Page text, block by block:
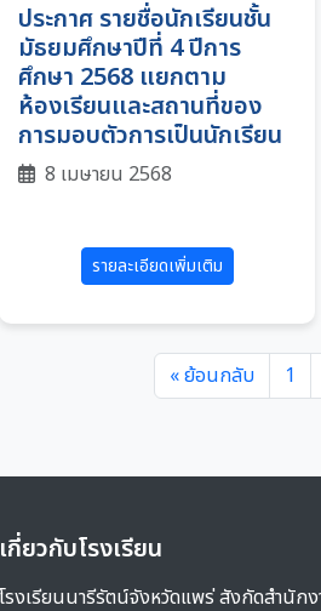
ประกาศ รายชื่อนักเรียนชั้น
มัธยมศึกษาปีที่ 4 ปีการ
ศึกษา 2568 แยกตาม
ห้องเรียนและสถานที่ของ
การมอบตัวการเป็นนักเรียน
8 เมษายน 2568
รายละเอียดเพิ่มเติม
« ย้อนกลับ 1
เกี่ยวกับโรงเรียน
โรงเรียนนารีรัตน์จังหวัดแพร่ สังกัดสำนัก